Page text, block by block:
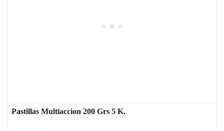
Pastillas Multiaccion 200 Grs 5 K.